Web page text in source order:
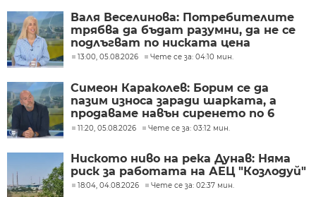
Валя Веселинова: Потребителите
трябва да бъдат разумни, да не се
подлъгват по ниската цена
13:00, 05.08.2026 Чете се за: 04:10 мин.
Симеон Караколев: Борим се да
пазим износа заради шарката, а
продаваме навън сиренето по 6
евро, тук го купуваме по 15-18 евро
11:20, 05.08.2026 Чете се за: 03:12 мин.
Ниското ниво на река Дунав: Няма
риск за работата на АЕЦ "Козлодуй"
18:04, 04.08.2026 Чете се за: 02:37 мин.